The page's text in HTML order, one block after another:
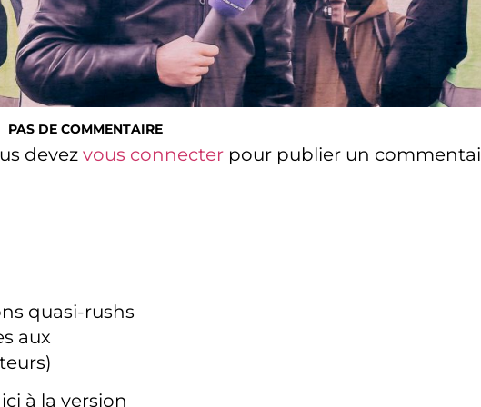
PAS DE COMMENTAIRE
devez vous connecter pour publier un
quasi-rushs
aux
à la version